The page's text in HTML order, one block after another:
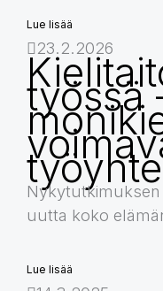
Lue lisää
23.2.2026
työssä
uutta koko
Lue lisää